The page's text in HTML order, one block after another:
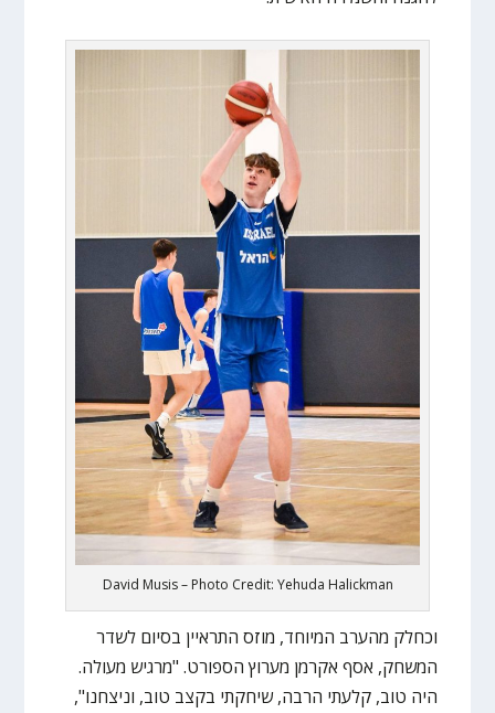
David Musis – Photo Credit: Yehuda Halickman
וכחלק מהערב המיוחד, מוזס התראיין בסיום לשדר
המשחק, אסף אקרמן מערוץ הספורט. "מרגיש מעולה.
היה טוב, קלעתי הרבה, שיחקתי בקצב טוב, וניצחנו",